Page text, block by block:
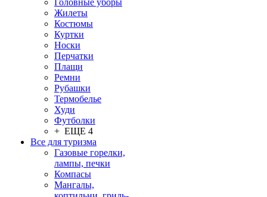
Головные уборы
Жилеты
Костюмы
Куртки
Носки
Перчатки
Плащи
Ремни
Рубашки
Термобелье
Худи
Футболки
+ ЕЩЕ 4
Все для туризма
Газовые горелки,
лампы, печки
Компасы
Мангалы,